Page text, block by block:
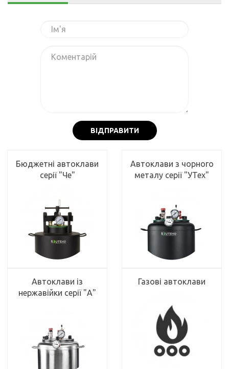
ВІДПРАВИТИ
Бюджетні автоклави
серії "Че"
Автоклави з чорного
металу серії "УТех"
Автоклави із
нержавійки серії "А"
Газові автоклави